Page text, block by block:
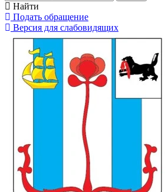
Найти
Подать обращение
Версия для слабовидящих